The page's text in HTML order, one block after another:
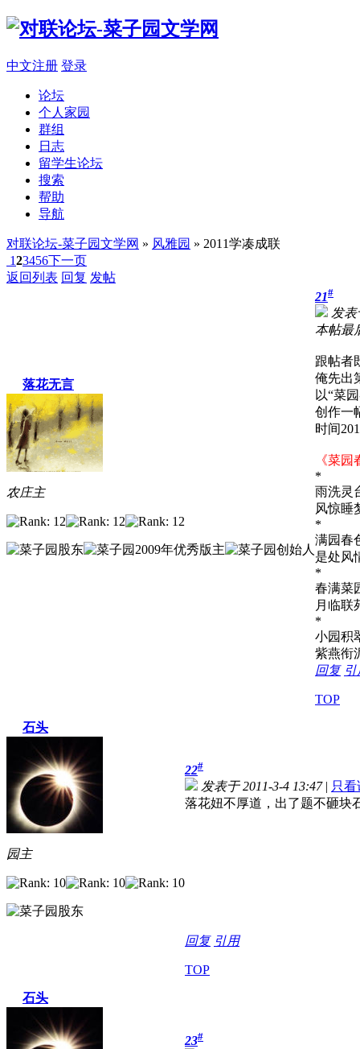
中文注册 登录
论坛
个人家园
群组
日志
留学生论坛
搜索
帮助
导航
对联论坛-菜子园文学网 » 风雅园 » 2011学凑成联
123456下一页
返回列表 回复 发帖
落花无言
农庄主
21#
发表
本帖最
跟帖者
俺先出
以“菜
创作一
时间
《菜
*
雨洗灵
风惊睡
*
满园春
是处风
*
春满菜
月临联
*
小园积
紫燕衔
回复
TOP
石头
园主
22#
发表于 2011-3-4 13:47| 只
落花妞不厚道，出了题不砸块
回复 引用
TOP
石头
23#